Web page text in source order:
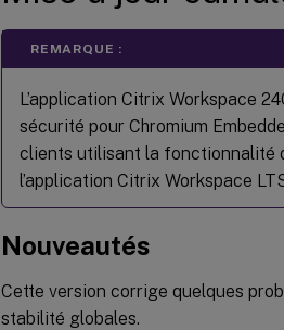
REMARQUE :
L’application Citrix Workspace
sécurité pour Chromium
clients utilisant la fonctionnalité
l’application Citrix Workspace
Nouveautés
Cette version corrige quelques
stabilité globales.